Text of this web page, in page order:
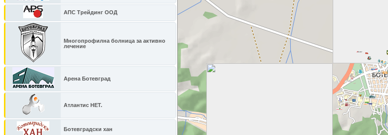
АПС Трейдинг ООД
Многопрофилна болница за активно
лечение
Арена Ботевград
Атлантис НЕТ.
Ботевградски хан